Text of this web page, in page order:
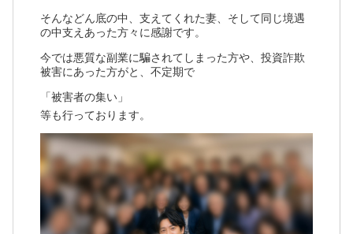
そんなどん底の中、支えてくれた妻、そして同じ境遇
の中支えあった方々に感謝です。
今では悪質な副業に騙されてしまった方や、投資詐欺
被害にあった方がと、不定期で
「被害者の集い」
等も行っております。